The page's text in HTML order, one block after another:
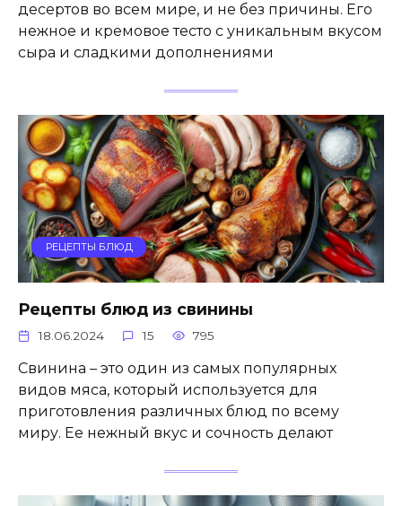
десертов во всем мире, и не без причины. Его
нежное и кремовое тесто с уникальным вкусом
сыра и сладкими дополнениями
РЕЦЕПТЫ БЛЮД
Рецепты блюд из свинины
18.06.2024 15 795
Свинина – это один из самых популярных
видов мяса, который используется для
приготовления различных блюд по всему
миру. Ее нежный вкус и сочность делают